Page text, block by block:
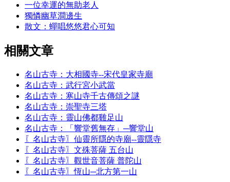
一位幸運的無助老人
獨憐幽草澗邊生
散文：蟬唱悠悠君心可知
相關文章
名山古寺：大相國寺--宋代皇家寺廟
名山古寺：武行宮小武當
名山古寺：寒山寺千古傳頌之謎
名山古寺：崇聖寺三塔
名山古寺：靈山佛都雞足山
名山古寺：「響堂舊無存」─響堂山
〖名山古寺〗仙靈所隱的寺廟--靈隱寺
〖名山古寺〗文殊菩薩 五台山
〖名山古寺〗觀世音菩薩 普陀山
〖名山古寺〗恆山─北方第一山